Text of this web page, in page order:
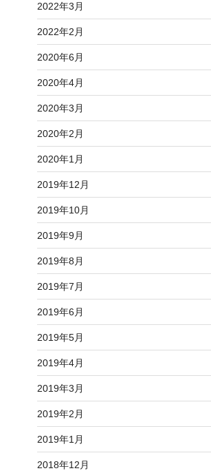
2022年3月
2022年2月
2020年6月
2020年4月
2020年3月
2020年2月
2020年1月
2019年12月
2019年10月
2019年9月
2019年8月
2019年7月
2019年6月
2019年5月
2019年4月
2019年3月
2019年2月
2019年1月
2018年12月